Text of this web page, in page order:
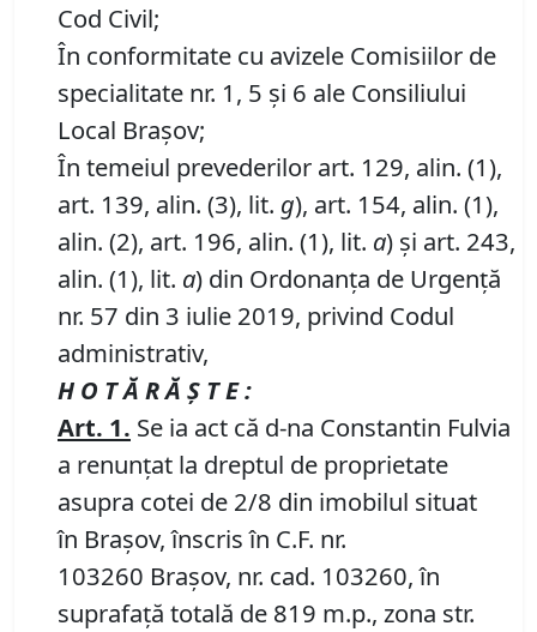
Cod Civil;
În conformitate cu avizele Comisiilor de
specialitate nr. 1, 5 și 6 ale Consiliului
Local Brașov;
În temeiul prevederilor art. 129, alin. (1),
art. 139, alin. (3), lit. g), art. 154, alin. (1),
alin. (2), art. 196, alin. (1), lit. a) și art. 243,
alin. (1), lit. a) din Ordonanța de Urgență
nr. 57 din 3 iulie 2019, privind Codul
administrativ,
H O T Ă R Ă Ş T E :
Art. 1. Se ia act că d-na Constantin Fulvia
a renunțat la dreptul de proprietate
asupra cotei de 2/8 din imobilul situat
în Braşov, înscris în C.F. nr.
103260 Brașov, nr. cad. 103260, în
suprafață totală de 819 m.p., zona str.